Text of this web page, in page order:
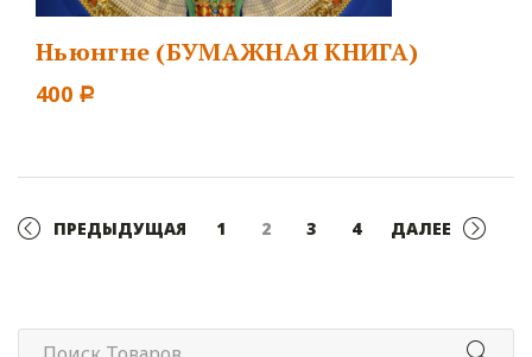
Ньюнгне (БУМАЖНАЯ КНИГА)
400 Р
ПРЕДЫДУЩАЯ 1 2 3 4 ДАЛЕЕ